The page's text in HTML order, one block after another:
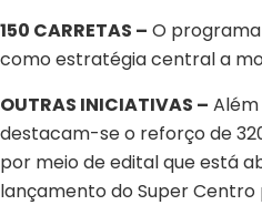
150 CARRETAS – O
como estratégia central a
OUTRAS INICIATIVAS –
destacam-se o reforço de
por meio de edital que está
lançamento do Super Centro